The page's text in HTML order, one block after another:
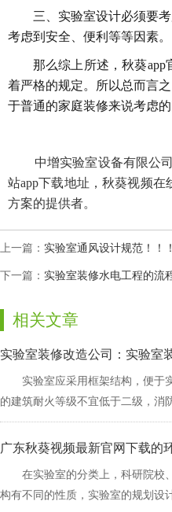
三、实验室设计必须
考虑到安全、便利等等因素。
那么综上所述，秋葵
着严格的规定。所以总而言
于普通的家庭装修来说考虑的
中增实验室设备有限公司
站app下载地址，秋葵视频在
方案的提供者。
上一篇： 实验室通风设计规范！！！
下一篇： 实验室装修水电工程的流
相关文章
实验室装修改造公司：实验
实验室应采用框架结构，便
的建筑耐火等级不宜低于二级，
广东秋葵视频最新官网下载的
在实验室的分类上，科研院校
构有不同的性质，实验室的规划